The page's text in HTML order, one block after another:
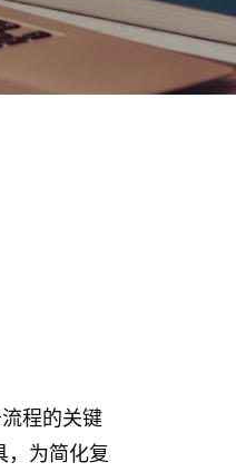
程的关键
，为简化复